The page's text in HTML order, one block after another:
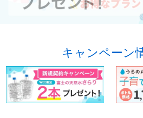
キャンペーン